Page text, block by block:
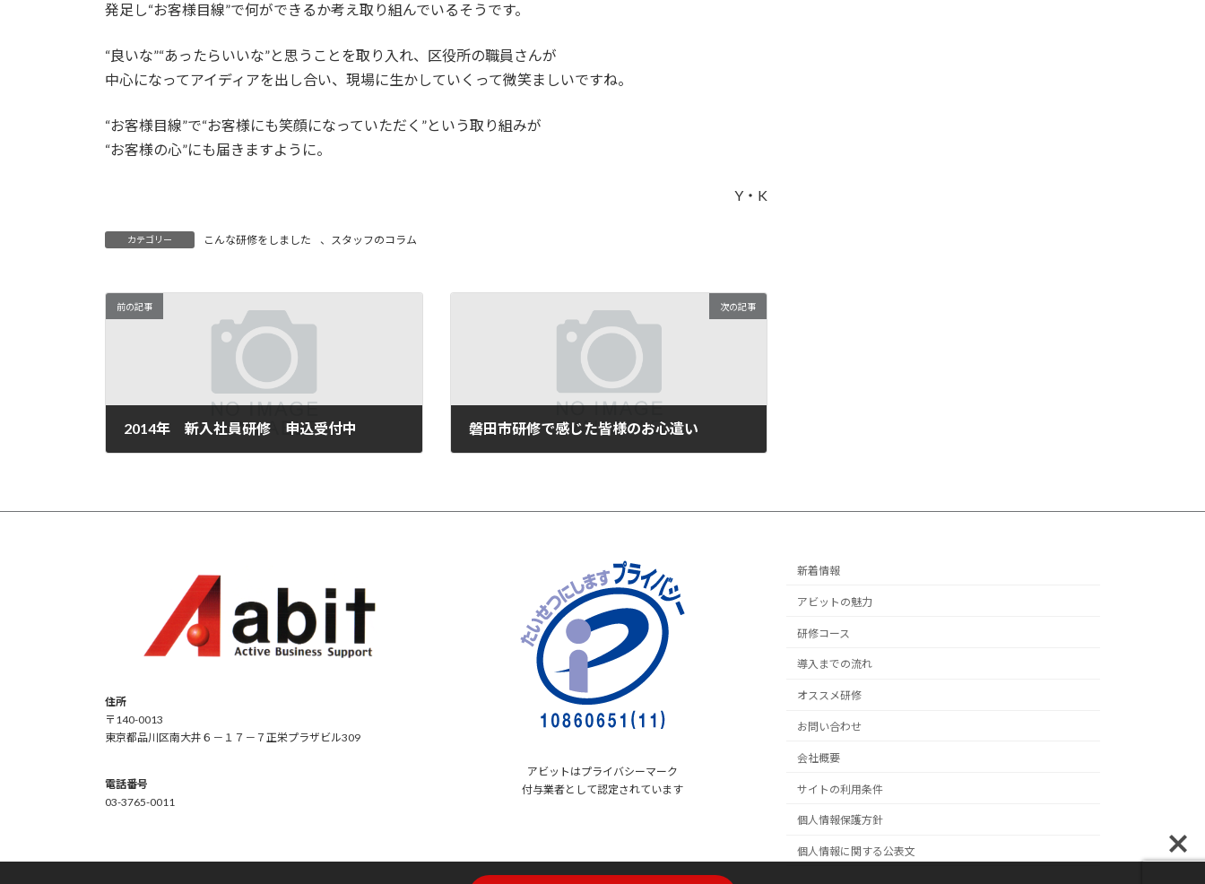
発足し“お客様目線”で何ができるか考え取り組んでいるそうです。
“良いな”“あったらいいな”と思うことを取り入れ、区役所の職員さんが
中心になってアイディアを出し合い、現場に生かしていくって微笑ましいですね。
“お客様目線”で“お客様にも笑顔になっていただく”という取り組みが
“お客様の心”にも届きますように。
Y・K
カテゴリー こんな研修をしました 、 スタッフのコラム
前の記事
2014年 新入社員研修 申込受付中
次の記事
磐田市研修で感じた皆様のお心遣い
住所
〒140-0013
東京都品川区南大井６－１７－７正栄プラザビル309
電話番号
03-3765-0011
アビットはプライバシーマーク
付与業者として認定されています
新着情報
アビットの魅力
研修コース
導入までの流れ
オススメ研修
お問い合わせ
会社概要
サイトの利用条件
個人情報保護方針
個人情報に関する公表文